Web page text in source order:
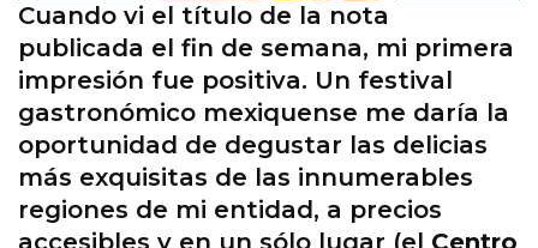
Cuando vi el título de la nota
publicada el fin de semana, mi primera
impresión fue positiva. Un festival
gastronómico mexiquense me daría la
oportunidad de degustar las delicias
más exquisitas de las innumerables
regiones de mi entidad, a precios
accesibles y en un sólo lugar (el Centro